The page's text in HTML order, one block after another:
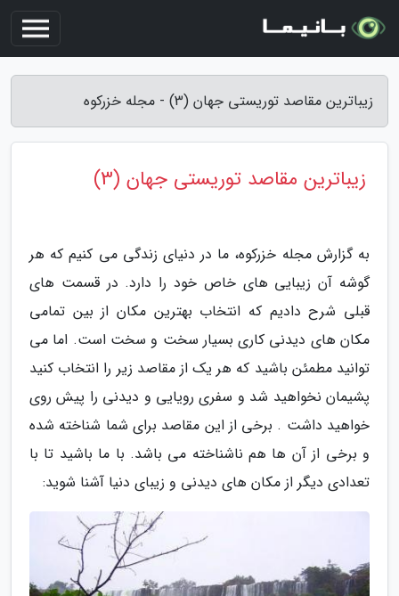
زیباترین مقاصد توریستی جهان (3) - مجله خزرکوه
زیباترین مقاصد توریستی جهان (3)
به گزارش مجله خزرکوه، ما در دنیای زندگی می کنیم که هر
گوشه آن زیبایی های خاص خود را دارد. در قسمت های
قبلی شرح دادیم که انتخاب بهترین مکان از بین تمامی
مکان های دیدنی کاری بسیار سخت و سخت است. اما می
توانید مطمئن باشید که هر یک از مقاصد زیر را انتخاب کنید
پشیمان نخواهید شد و سفری رویایی و دیدنی را پیش روی
خواهید داشت . برخی از این مقاصد برای شما شناخته شده
و برخی از آن ها هم ناشناخته می باشد. با ما باشید تا با
تعدادی دیگر از مکان های دیدنی و زیبای دنیا آشنا شوید: